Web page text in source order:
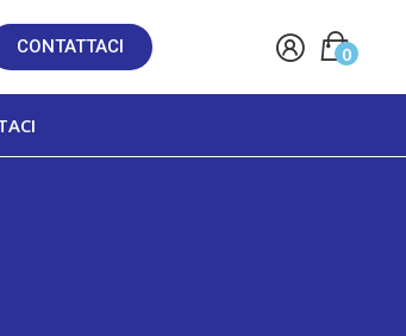
CONTATTACI 0